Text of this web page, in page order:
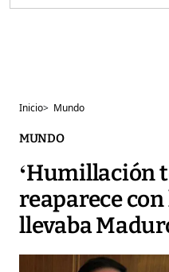
Inicio> Mundo
MUNDO
‘Humillación
reaparece
llevaba